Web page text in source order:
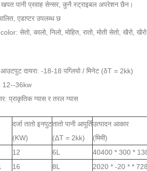
खपत पानी प्रवाह सेन्सर, कुनै स्ट्राइबल अपरेशन छैन।
एडाप्टर उपलब्ध छ
सेतो, कालो, निलो, मोहित, रातो, मोती सेतो, खैरो, खैरो
आउटपुट दायरा: -18-18 पग्लियो / मिनेट (δT = 2kk)
12--36kw
प्राकृतिक ग्यास र तरल ग्यास
दर्जा तातो इनपुट
(KW)
तातो पानी आपूर्ति
(ΔT = 2kk)
उत्पादन आकार
(मिमी)
12 6L 40400 * 300 *
16 8L 2020 * -20 * * 728